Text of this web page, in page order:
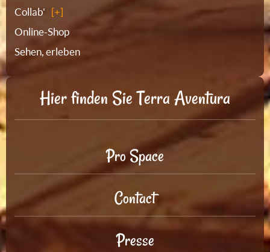
Collab'
Online-Shop
Sehen, erleben
Hier finden Sie Terra Aventura
Pro Space
Contact
Presse